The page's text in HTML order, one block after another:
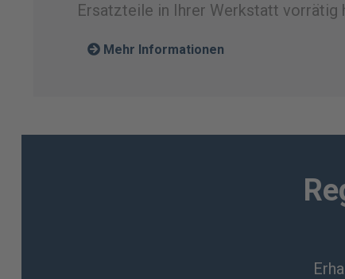
Ersatzteile in Ihrer Werkstatt vorrätig
Mehr Informationen